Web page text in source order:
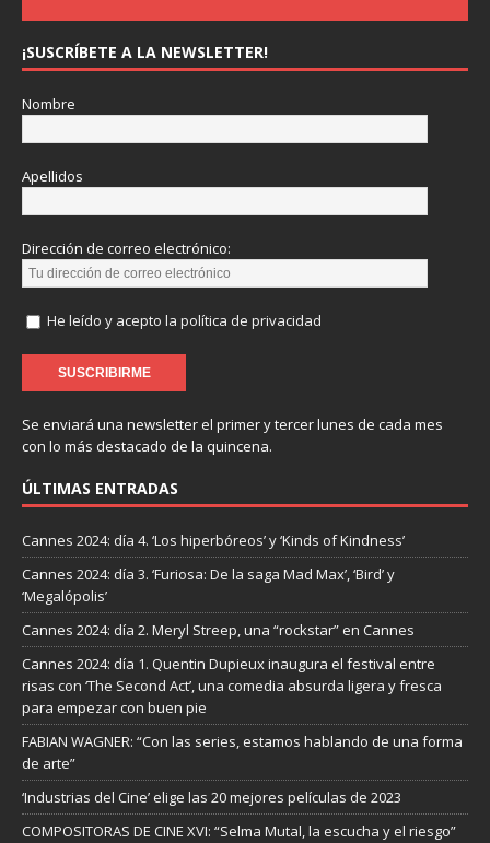
¡SUSCRÍBETE A LA NEWSLETTER!
Nombre
Apellidos
Dirección de correo electrónico:
He leído y acepto la política de privacidad
Se enviará una newsletter el primer y tercer lunes de cada mes
con lo más destacado de la quincena.
ÚLTIMAS ENTRADAS
Cannes 2024: día 4. ‘Los hiperbóreos’ y ‘Kinds of Kindness’
Cannes 2024: día 3. ‘Furiosa: De la saga Mad Max’, ‘Bird’ y
‘Megalópolis’
Cannes 2024: día 2. Meryl Streep, una “rockstar” en Cannes
Cannes 2024: día 1. Quentin Dupieux inaugura el festival entre
risas con ‘The Second Act’, una comedia absurda ligera y fresca
para empezar con buen pie
FABIAN WAGNER: “Con las series, estamos hablando de una forma
de arte”
‘Industrias del Cine’ elige las 20 mejores películas de 2023
COMPOSITORAS DE CINE XVI: “Selma Mutal, la escucha y el riesgo”